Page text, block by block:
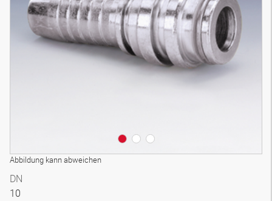
Abbildung kann abweichen
3D Modell
DN
10